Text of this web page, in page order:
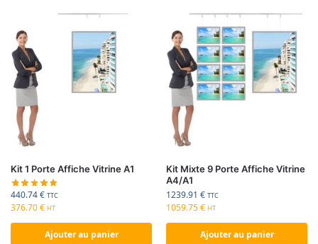
Kit 1 Porte Affiche Vitrine A1
440.74€ TTC
376.70€ HT
Ajouter au panier
Kit Mixte 9 Porte Affiche Vitrine
A4/A1
1239.91 € TTC
1059.75€ HT
Ajouter au panier